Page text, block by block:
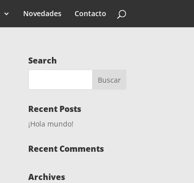
Novedades Contacto
Search
Recent Posts
¡Hola mundo!
Recent Comments
Archives